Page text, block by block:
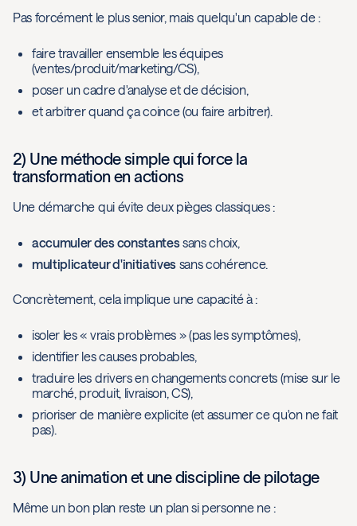
Pas forcément le plus senior, mais quelqu'un capable de :
faire travailler ensemble les équipes
(ventes/produit/marketing/CS),
poser un cadre d'analyse et de décision,
et arbitrer quand ça coince (ou faire arbitrer).
2) Une méthode simple qui force la
transformation en actions
Une démarche qui évite deux pièges classiques :
accumuler des constantessans choix,
multiplicateur d'initiatives sans cohérence.
Concrètement, cela implique une capacité à :
isoler les « vrais problèmes » (pas les symptômes),
identifier les causes probables,
traduire les drivers en changements concrets (mise sur le
marché, produit, livraison, CS),
prioriser de manière explicite (et assumer ce qu'on ne fait
pas).
3) Une animation et une discipline de pilotage
Même un bon plan reste un plan si personne ne :